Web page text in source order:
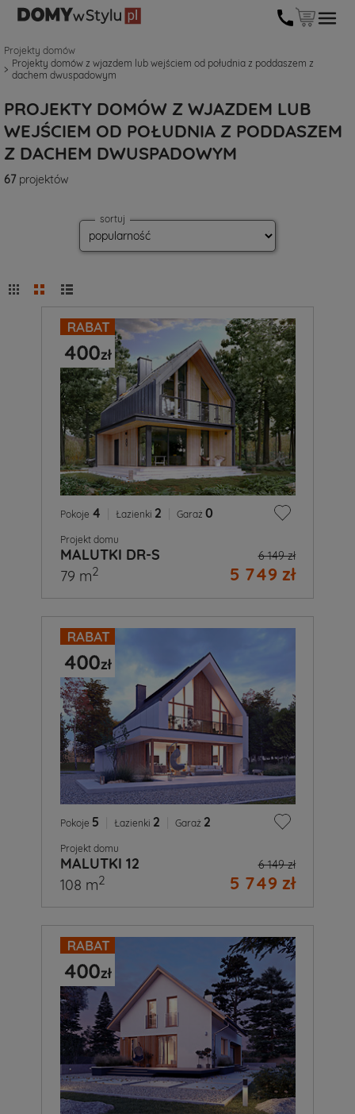
Projekty domów
Projekty domów z wjazdem lub wejściem od południa z poddaszem z
dachem dwuspadowym
PROJEKTY DOMÓW Z WJAZDEM LUB
WEJŚCIEM OD POŁUDNIA Z PODDASZEM
Z DACHEM DWUSPADOWYM
67projektów
sortuj
Pokoje 4 Łazienki 2 Garaż 0
Projekt domu
MALUTKI DR-S 6 149 zł
5 749 zł
79 m2
Pokoje 5 Łazienki 2 Garaż 2
Projekt domu
MALUTKI 12 6 149 zł
5 749 zł
108 m2